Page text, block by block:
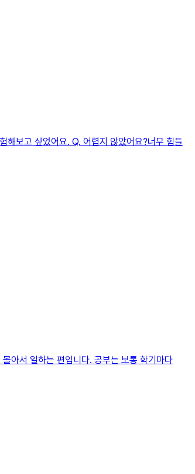
해보고 싶었어요. Q. 어렵지 않았어요?너무 힘들
아서 일하는 편입니다. 공부는 보통 학기마다